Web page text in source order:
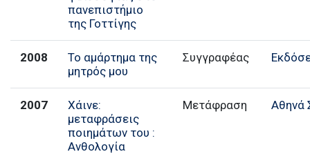
πανεπιστήμιο
της Γοττίγης
2008
Το αμάρτημα της
μητρός μου
Συγγραφέας
2007
Χάινε:
μεταφράσεις
ποιημάτων του :
Ανθολογία
Μετάφραση Αθηνά